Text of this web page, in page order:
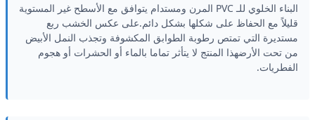
البناء الخلوي للـ PVC المرن ومستدام يتوافق مع الأسطح غير المستوية
قليلاً مع الحفاظ على شكلها بشكل دائم.على عكس الخشب ربع
مستديرة التي تمتص رطوبة الطوابق المكشوفة وتجذب النمل الأبيض
من تحت الأرضهذا المنتج لا يتأثر تماما بالماء أو الحشرات أو هجوم
الفطريات.